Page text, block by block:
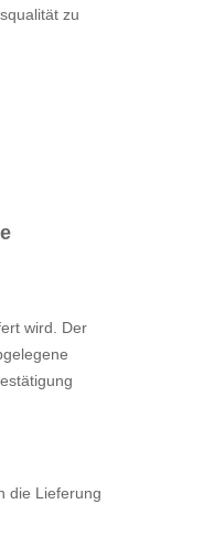
zu
wird. Der
die Lieferung